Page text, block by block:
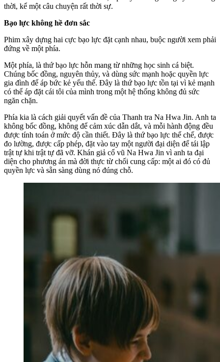
thời, kể một câu chuyện rất thời sự.
Bạo lực không hề đơn sắc
Phim xây dựng hai cực bạo lực đặt cạnh nhau, buộc người xem phải
đứng về một phía.
Một phía, là thứ bạo lực hỗn mang từ những học sinh cá biệt.
Chúng bốc đồng, nguyên thủy, và dùng sức mạnh hoặc quyền lực
gia đình để áp bức kẻ yếu thế. Đây là thứ bạo lực tồn tại vì kẻ mạnh
có thể áp đặt cái tôi của mình trong một hệ thống không đủ sức
ngăn chặn.
Phía kia là cách giải quyết vấn đề của Thanh tra Na Hwa Jin. Anh ta
không bốc đồng, không để cảm xúc dẫn dắt, và mỗi hành động đều
được tính toán ở mức độ cần thiết. Đây là thứ bạo lực thể chế, được
đo lường, được cấp phép, đặt vào tay một người đại diện để tái lập
trật tự khi trật tự đã vỡ. Khán giả cổ vũ Na Hwa Jin vì anh ta đại
diện cho phương án mà đời thực từ chối cung cấp: một ai đó có đủ
quyền lực và sẵn sàng dùng nó đúng chỗ.